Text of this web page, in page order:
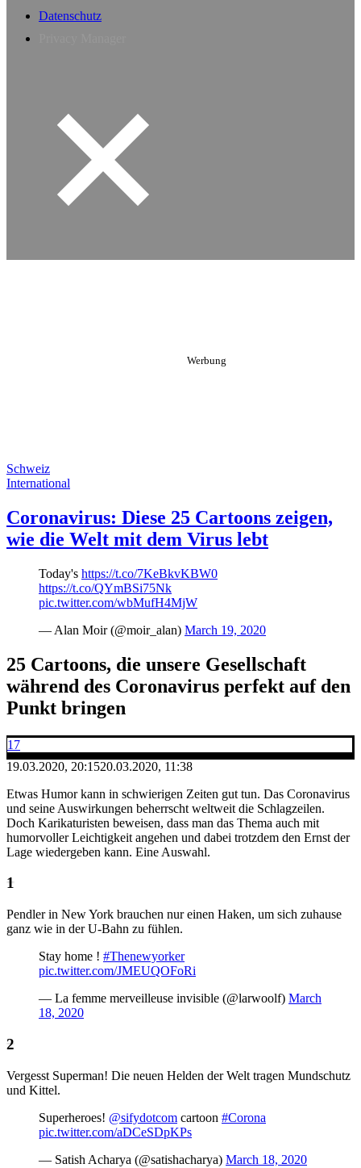
Datenschutz
Schweiz
International
Coronavirus: Diese 25 Cartoons zeigen,
wie die Welt mit dem Virus lebt
Today's https://t.co/7KeBkvKBW0
https://t.co/QYmBSi75Nk
pic.twitter.com/wbMufH4MjW
— Alan Moir (@moir_alan) March 19, 2020
25 Cartoons, die unsere Gesellschaft
während des Coronavirus perfekt auf den
Punkt bringen
17
19.03.2020, 20:1520.03.2020, 11:38
Etwas Humor kann in schwierigen Zeiten gut tun. Das Coronavirus
und seine Auswirkungen beherrscht weltweit die Schlagzeilen.
Doch Karikaturisten beweisen, dass man das Thema auch mit
humorvoller Leichtigkeit angehen und dabei trotzdem den Ernst der
Lage wiedergeben kann. Eine Auswahl.
Pendler in New York brauchen nur einen Haken, um sich zuhause
ganz wie in der U-Bahn zu fühlen.
Stay home ! #Thenewyorker
pic.twitter.com/JMEUQOFoRi
— La femme merveilleuse invisible (@larwoolf) March
18, 2020
Vergesst Superman! Die neuen Helden der Welt tragen Mundschutz
und Kittel.
Superheroes! @sifydotcom cartoon #Corona
pic.twitter.com/aDCeSDpKPs
— Satish Acharya (@satishacharya) March 18, 2020